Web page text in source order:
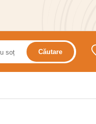
Căutare